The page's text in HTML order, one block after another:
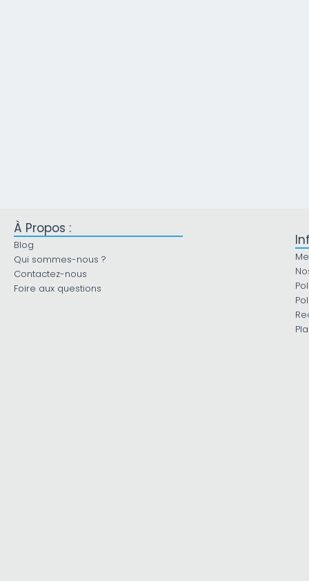
À Propos :
Blog
Qui sommes-nous ?
Contactez-nous
Foire aux questions